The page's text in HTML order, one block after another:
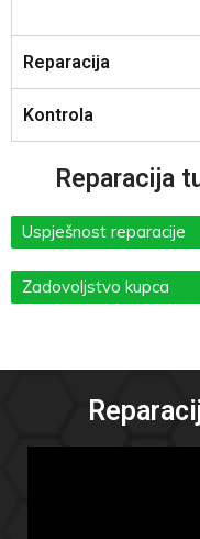
Reparacija
Kontrola
Reparacija
Uspješnost reparacije
Zadovoljstvo kupca